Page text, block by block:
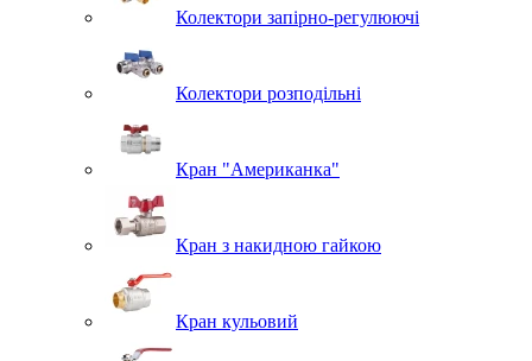
Колектори запірно-регулюючі
Колектори розподільні
Кран "Американка"
Кран з накидною гайкою
Кран кульовий